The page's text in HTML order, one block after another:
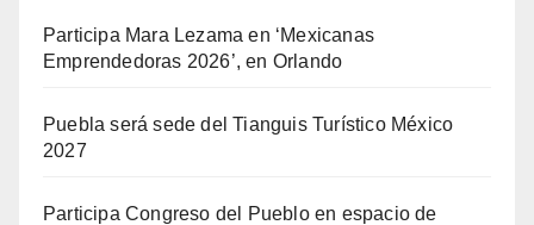
Participa Mara Lezama en ‘Mexicanas
Emprendedoras 2026’, en Orlando
Puebla será sede del Tianguis Turístico México
2027
Participa Congreso del Pueblo en espacio de